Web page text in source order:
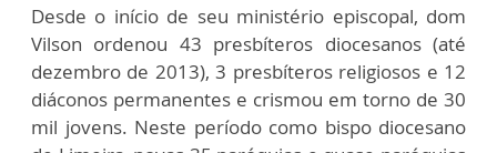
Desde o início de seu ministério episcopal, dom
Vilson ordenou 43 presbíteros diocesanos (até
dezembro de 2013), 3 presbíteros religiosos e 12
diáconos permanentes e crismou em torno de 30
mil jovens. Neste período como bispo diocesano